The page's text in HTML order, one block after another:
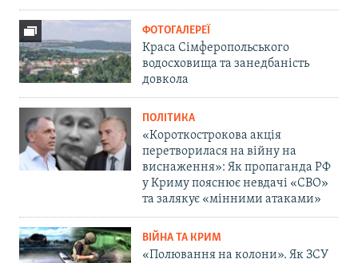
ФОТОГАЛЕРЕЇ
Краса Сімферопольського
водосховища та занедбаність
довкола
ПОЛІТИКА
«Короткострокова акція
перетворилася на війну на
виснаження»: Як пропаганда РФ
у Криму пояснює невдачі «СВО»
та залякує «мінними атаками»
ВІЙНА ТА КРИМ
«Полювання на колони». Як ЗСУ